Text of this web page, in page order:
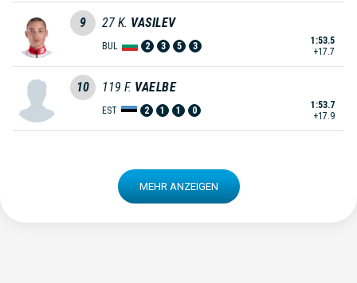
9 27 K. VASILEV
BUL 2 3 5 3
1:53.5
+17.7
10 119 F. VAELBE
EST 2 1 1 0
1:53.7
+17.9
MEHR ANZEIGEN